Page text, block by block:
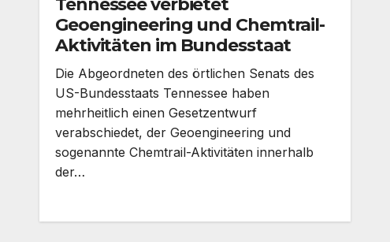
Tennessee verbietet
Geoengineering und Chemtrail-
Aktivitäten im Bundesstaat
Die Abgeordneten des örtlichen Senats des
US-Bundesstaats Tennessee haben
mehrheitlich einen Gesetzentwurf
verabschiedet, der Geoengineering und
sogenannte Chemtrail-Aktivitäten innerhalb
der…